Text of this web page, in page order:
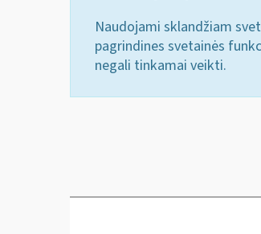
Naudojami sklandžiam
pagrindines svetainės
negali tinkamai veikti.